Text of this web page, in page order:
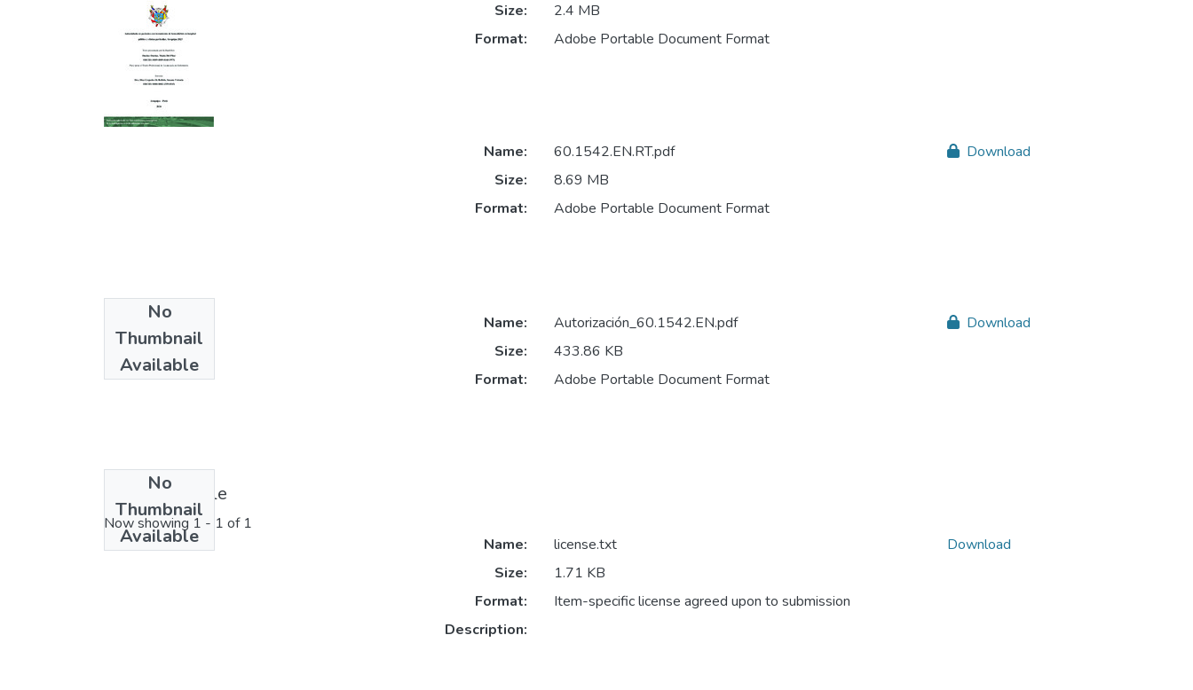
Size:
2.4 MB
Format:
Adobe Portable Document Format
No
Thumbnail
Available
Name:
60.1542.EN.RT.pdf
Size:
8.69 MB
Format:
Adobe Portable Document Format
Download
No
Thumbnail
Available
Name:
Autorización_60.1542.EN.pdf
Size:
433.86 KB
Format:
Adobe Portable Document Format
Download
License bundle
Now showing 1 - 1 of 1
Name:
license.txt
Size:
1.71 KB
Format:
Item-specific license agreed upon to submission
Description:
Download